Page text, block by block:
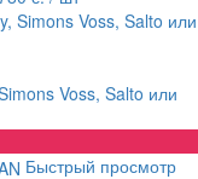
Voss, Salto или
Быстрый просмотр